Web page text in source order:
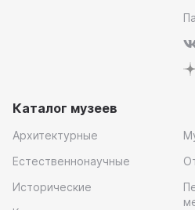
Каталог музеев
Архитектурные
Естественнонаучные
Исторические